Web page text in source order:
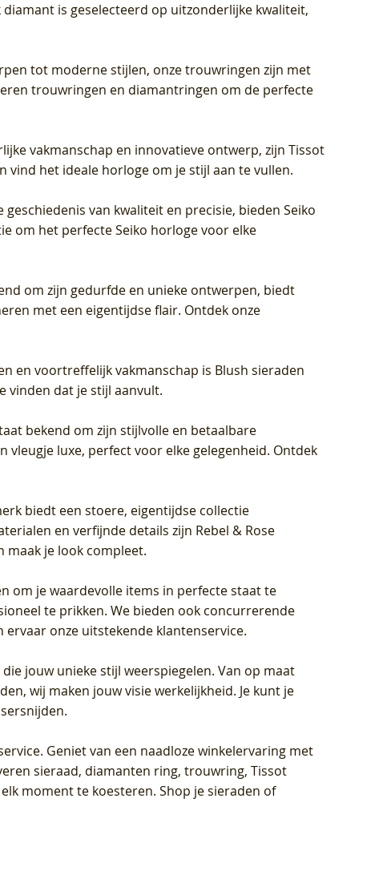
is geselecteerd op uitzonderlijke kwaliteit,
tot moderne stijlen, onze trouwringen zijn met
trouwringen en diamantringen om de perfecte
vakmanschap en innovatieve ontwerp, zijn Tissot
vind het ideale horloge om je stijl aan te vullen.
van kwaliteit en precisie, bieden Seiko
om het perfecte Seiko horloge voor elke
om zijn gedurfde en unieke ontwerpen, biedt
met een eigentijdse flair. Ontdek onze
en voortreffelijk vakmanschap is Blush sieraden
vinden dat je stijl aanvult.
bekend om zijn stijlvolle en betaalbare
luxe, perfect voor elke gelegenheid. Ontdek
biedt een stoere, eigentijdse collectie
en verfijnde details zijn Rebel & Rose
maak je look compleet.
om je waardevolle items in perfecte staat te
te prikken. We bieden ook concurrerende
onze uitstekende klantenservice.
jouw unieke stijl weerspiegelen. Van op maat
wij maken jouw visie werkelijkheid. Je kunt je
. Geniet van een naadloze winkelervaring met
sieraad, diamanten ring, trouwring, Tissot
moment te koesteren. Shop je sieraden of